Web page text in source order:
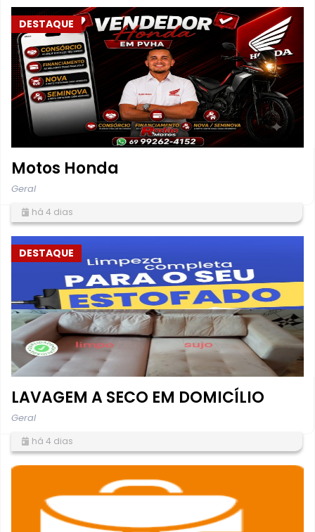
DESTAQUE
Motos Honda
Geral
há 4 dias
DESTAQUE
LAVAGEM A SECO EM DOMICÍLIO
Geral
há 4 dias